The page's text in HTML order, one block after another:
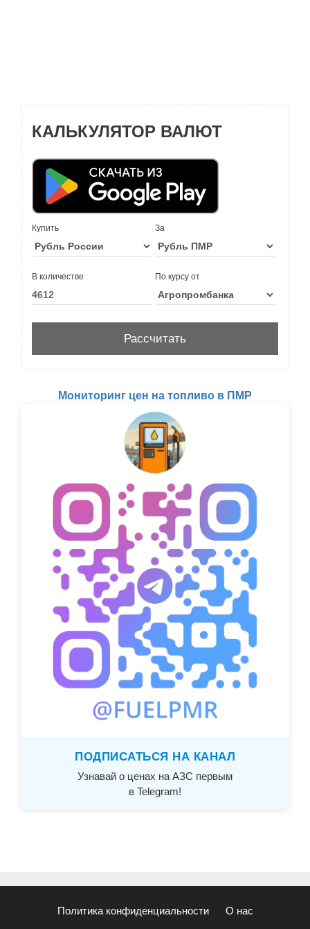
КАЛЬКУЛЯТОР ВАЛЮТ
Купить За
В количестве По курсу от
Мониторинг цен на топливо в ПМР
ПОДПИСАТЬСЯ НА КАНАЛ
Узнавай о ценах на АЗС первым
в Telegram!
Политика конфиденциальности О нас